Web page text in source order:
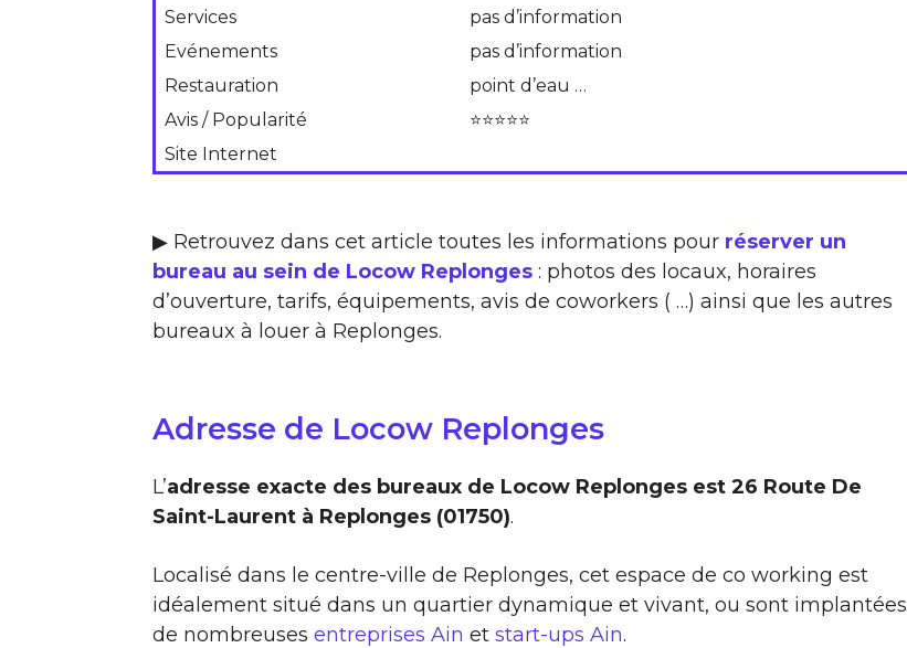
Services
pas d’information
Evénements
pas d’information
Restauration
point d’eau …
Avis / Popularité
⭐⭐⭐⭐⭐
Site Internet
▶ Retrouvez dans cet article toutes les informations pour réserver un
bureau au sein de Locow Replonges : photos des locaux, horaires
d’ouverture, tarifs, équipements, avis de coworkers ( …) ainsi que les autres
bureaux à louer à Replonges.
Adresse de Locow Replonges
L’adresse exacte des bureaux de Locow Replonges est 26 Route De
Saint-Laurent à Replonges (01750).
Localisé dans le centre-ville de Replonges, cet espace de co working est
idéalement situé dans un quartier dynamique et vivant, ou sont implantées
de nombreuses entreprises Ain et start-ups Ain.